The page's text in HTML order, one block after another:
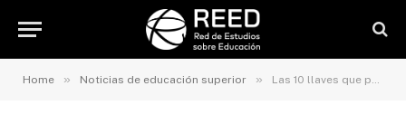
Home » Noticias de educación superior » Las 10 llaves que pueden mejorar la educación en América Latina